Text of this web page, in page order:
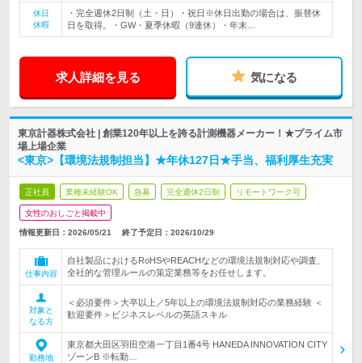
休日
休暇
・完全週休2日制（土・日）・祝日※休日出勤の場合は、振替休
日を取得。・GW・夏季休暇（9連休）・年末…
求人詳細を見る 気になる
東京計器株式会社 | 創業120年以上を誇る計測機器メーカー！★プライム市
場上場企業
<東京>【環境法規制担当】★年休127日★手当、福利厚生充実
正社員 業種未経験OK 急募 完全週休2日制 リモートワーク可
女性のおしごと掲載中
情報更新日：2026/05/21 終了予定日： 2026/10/29
仕事内容
自社製品におけるRoHSやREACHなどの環境法規制対応や調査、
全社的な管理ルールの策定業務等をお任せします。
対象と
なる方
＜必須要件＞大卒以上／5年以上の環境法規制対応の業務経験 ＜
歓迎要件＞ビジネスレベルの英語スキル
勤務地
東京都大田区羽田空港一丁目1番4号 HANEDA INNOVATION CITY
ゾーンB ※転勤…